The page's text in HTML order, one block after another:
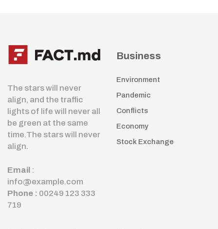
The stars will never
align, and the traffic
lights of life will never all
be green at the same
time.The stars will never
align.
Email :
info@example.com
Phone : 00249 123 333
719
Business
Environment
Pandemic
Conflicts
Economy
Stock Exchange